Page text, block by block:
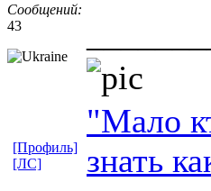
Сообщений:
43
"Мало
знать
[Профиль]
[ЛС]